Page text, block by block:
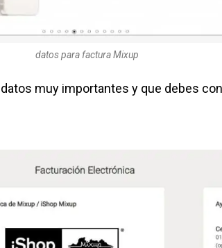
datos para factura Mixup
muy importantes y que debes